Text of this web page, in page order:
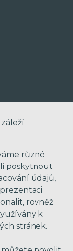
různé
poskytnout
údajů,
rovněž
k
stránek.